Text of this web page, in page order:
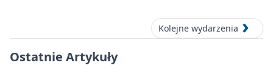
Kolejne wydarzenia
Ostatnie Artykuły